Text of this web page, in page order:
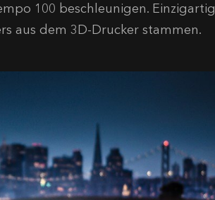
100 beschleunigen. Einzigartig
aus dem 3D-Drucker stammen.